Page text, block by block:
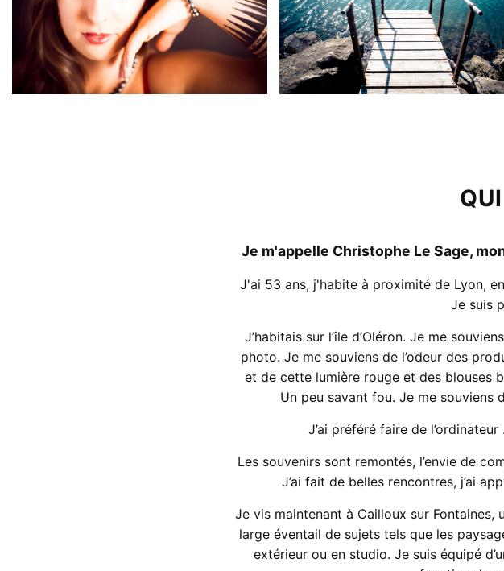
Je m'appelle Christophe Le Sage,
J'ai 53 ans, j'habite à proximité de Lyon,
Je suis
J’habitais sur l’île d’Oléron. Je me
photo. Je me souviens de l’odeur des
et de cette lumière rouge et des blouses
Un peu savant fou. Je me
J’ai préféré faire de
Les souvenirs sont remontés, l’envie de
J’ai fait de belles rencontres, j’ai
Je vis maintenant à Cailloux sur
large éventail de sujets tels que les
extérieur ou en studio. Je suis équipé